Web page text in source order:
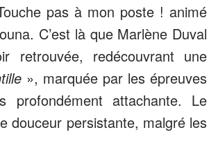
pas à mon poste ! animé
C’est là que Marlène Duval
retrouvée, redécouvrant une
», marquée par les épreuves
profondément attachante. Le
douceur persistante, malgré les